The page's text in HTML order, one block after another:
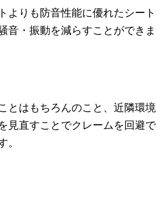
よりも防音性能に優れたシート
音・振動を減らすことができま
とはもちろんのこと、近隣環境
見直すことでクレームを回避で
。